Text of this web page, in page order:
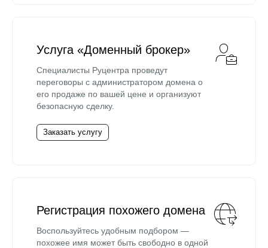
Услуга «Доменный брокер»
Специалисты Руцентра проведут
переговоры с администратором домена о
его продаже по вашей цене и организуют
безопасную сделку.
Заказать услугу
Регистрация похожего домена
Воспользуйтесь удобным подбором —
похожее имя может быть свободно в одной